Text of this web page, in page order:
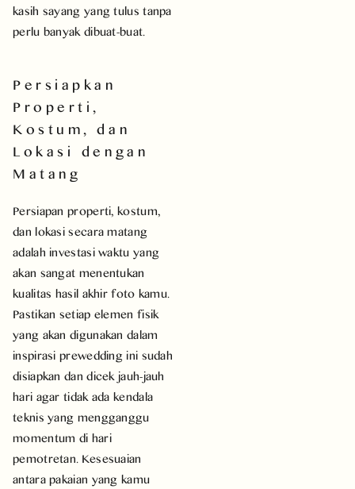
kasih sayang yang tulus tanpa
perlu banyak dibuat-buat.
Persiapkan
Properti,
Kostum, dan
Lokasi dengan
Matang
Persiapan properti, kostum,
dan lokasi secara matang
adalah investasi waktu yang
akan sangat menentukan
kualitas hasil akhir foto kamu.
Pastikan setiap elemen fisik
yang akan digunakan dalam
inspirasi prewedding ini sudah
disiapkan dan dicek jauh-jauh
hari agar tidak ada kendala
teknis yang mengganggu
momentum di hari
pemotretan. Kesesuaian
antara pakaian yang kamu